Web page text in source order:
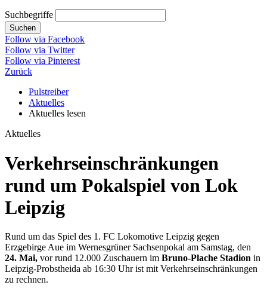
Suchbegriffe
Suchen
Follow via Facebook
Follow via Twitter
Follow via Pinterest
Zurück
Pulstreiber
Aktuelles
Aktuelles lesen
Aktuelles
Verkehrseinschränkungen
rund um Pokalspiel von Lok
Leipzig
Rund um das Spiel des 1. FC Lokomotive Leipzig gegen
Erzgebirge Aue im Wernesgrüner Sachsenpokal am Samstag, den
24. Mai, vor rund 12.000 Zuschauern im Bruno-Plache Stadion in
Leipzig-Probstheida ab 16:30 Uhr ist mit Verkehrseinschränkungen
zu rechnen.